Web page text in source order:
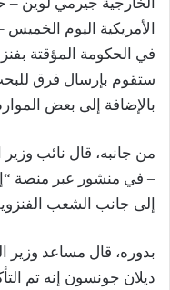
الأمريكية اليوم
في الحكومة المؤقتة
ستقوم بإرسال فرق للبحث
بالإضافة إلى بعض
من جانبه، قال نائب وزير
– في منشور عبر منصة
إلى جانب الشعب
بدوره، قال مساعد وزير
ديلان جونسون إنه تم